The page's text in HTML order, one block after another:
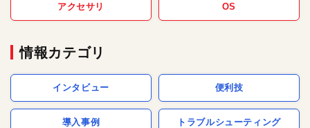
アクセサリ OS
情報カテゴリ
インタビュー 便利技
導入事例 トラブルシューティング